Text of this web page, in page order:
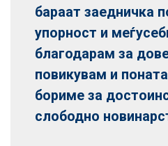
бараат заедничка
упорност и
благодарам за
повикувам и
бориме за
слободно